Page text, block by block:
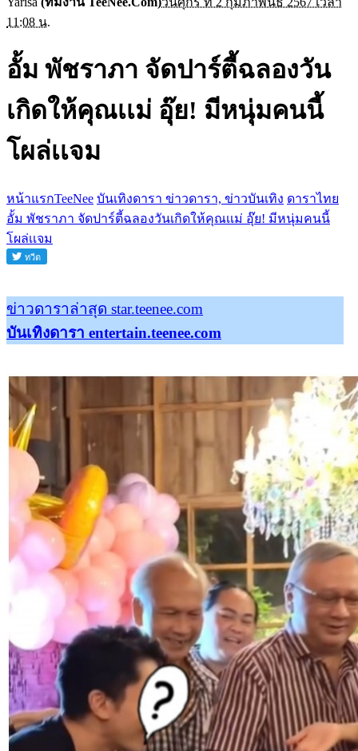
11:08 น.
อั้ม พัชราภา จัดปาร์ตี้ฉลองวัน
เกิดให้คุณเเม่ อุ๊ย! มีหนุ่มคนนี้
โผล่เเจม
หน้าแรกTeeNee บันเทิงดารา ข่าวดารา, ข่าวบันเทิง ดาราไทย
อั้ม พัชราภา จัดปาร์ตี้ฉลองวันเกิดให้คุณเเม่ อุ๊ย! มีหนุ่มคนนี้
โผล่เเจม
ข่าวดาราล่าสุด star.teenee.com
บันเทิงดารา entertain.teenee.com